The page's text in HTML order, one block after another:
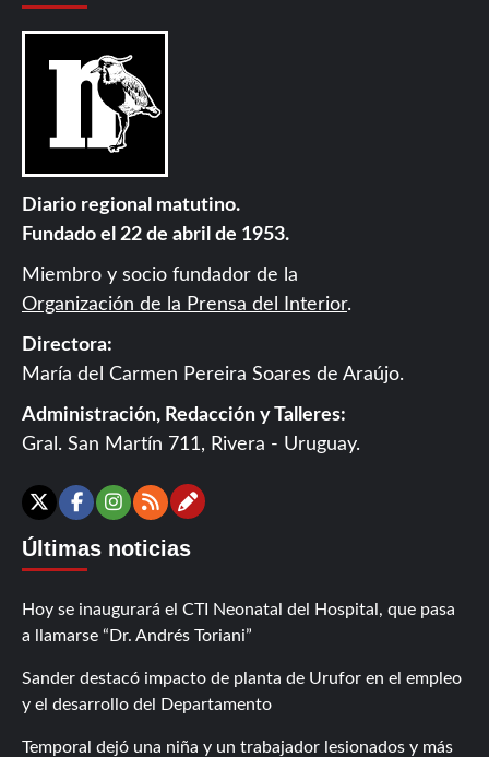
Diario regional matutino.
Fundado el 22 de abril de 1953.
Miembro y socio fundador de la
Organización de la Prensa del Interior.
Directora:
María del Carmen Pereira Soares de Araújo.
Administración, Redacción y Talleres:
Gral. San Martín 711, Rivera - Uruguay.
X Facebook
Instagram
RSSContáctanos
Últimas noticias
Hoy se inaugurará el CTI Neonatal del Hospital, que pasa
a llamarse “Dr. Andrés Toriani”
Sander destacó impacto de planta de Urufor en el empleo
y el desarrollo del Departamento
Temporal dejó una niña y un trabajador lesionados y más